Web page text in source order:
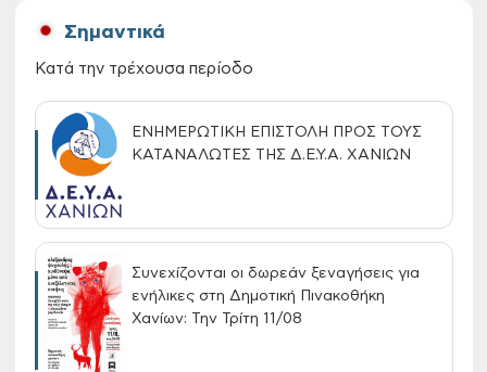
Σημαντικά
Κατά την τρέχουσα περίοδο
ΕΝΗΜΕΡΩΤΙΚΗ ΕΠΙΣΤΟΛΗ ΠΡΟΣ ΤΟΥΣ
ΚΑΤΑΝΑΛΩΤΕΣ ΤΗΣ Δ.Ε.Υ.Α. ΧΑΝΙΩΝ
Συνεχίζονται οι δωρεάν ξεναγήσεις για
ενήλικες στη Δημοτική Πινακοθήκη
Χανίων: Την Τρίτη 11/08